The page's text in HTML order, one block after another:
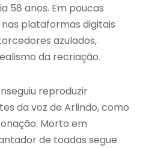
58 anos. Em poucas
plataformas digitais
azulados,
da recriação.
reproduzir
da voz de Arlindo, como
Morto em
de toadas segue